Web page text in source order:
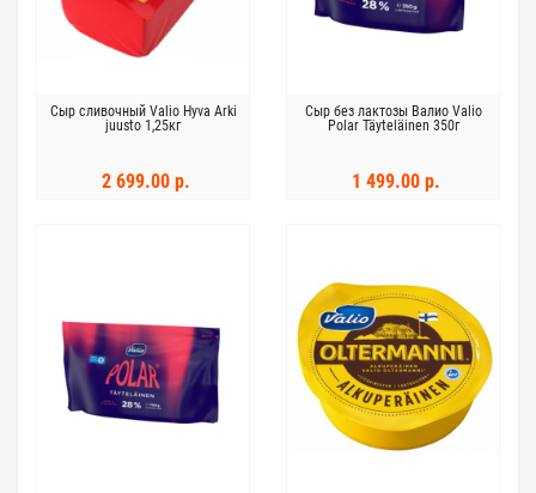
Cыр сливочный Valio Hyva Arki
juusto 1,25кг
2 699.00 р.
Сыр без лактозы Валио Valio
Polar Täyteläinen 350г
1 499.00 р.